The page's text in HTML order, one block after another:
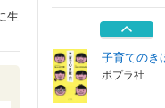
生
てくる エ
ゆいぽおと
子育てのき
ポプラ社